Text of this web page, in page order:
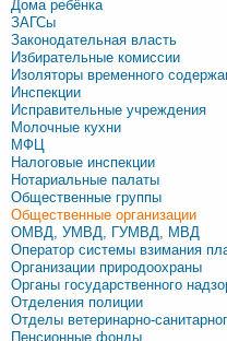
Дома ребёнка
ЗАГСы
Законодательная власть
Избирательные комиссии
Изоляторы временного
Инспекции
Исправительные учреждения
Молочные кухни
МФЦ
Налоговые инспекции
Нотариальные палаты
Общественные группы
Общественные организации
ОМВД, УМВД, ГУМВД, МВД
Оператор системы взимания
Организации природоохраны
Органы государственного
Отделения полиции
Отделы ветеринарно-
Пенсионные фонды